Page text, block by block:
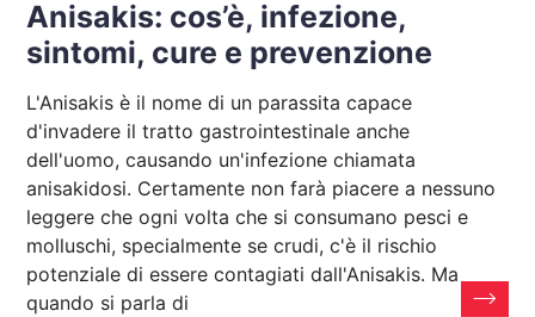
Anisakis: cos’è, infezione,
sintomi, cure e prevenzione
L'Anisakis è il nome di un parassita capace
d'invadere il tratto gastrointestinale anche
dell'uomo, causando un'infezione chiamata
anisakidosi. Certamente non farà piacere a nessuno
leggere che ogni volta che si consumano pesci e
molluschi, specialmente se crudi, c'è il rischio
potenziale di essere contagiati dall'Anisakis. Ma
quando si parla di